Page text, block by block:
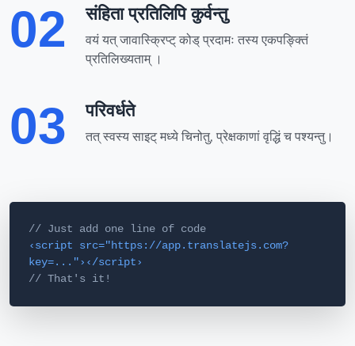
02 संहिता प्रतिलिपि कुर्वन्तु
वयं यत् जावास्क्रिप्ट् कोड् प्रदामः तस्य एकपङ्क्तिं
प्रतिलिख्यताम् ।
03 परिवर्धते
तत् स्वस्य साइट् मध्ये चिनोतु, प्रेक्षकाणां वृद्धिं च पश्यन्तु।
// Just add one line of code
‹script src="https://app.translatejs.com?
key=..."›‹/script›
// That's it!